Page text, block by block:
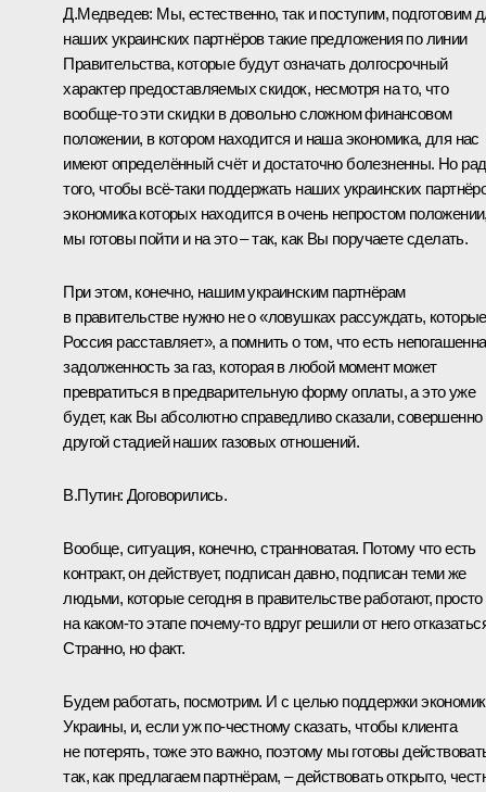
Д.Медведев: Мы, естественно, так и поступим, подготовим
наших украинских партнёров такие предложения по линии
Правительства, которые будут означать долгосрочный
характер предоставляемых скидок, несмотря на то, что
вообще‑то эти скидки в довольно сложном финансовом
положении, в котором находится и наша экономика, для нас
имеют определённый счёт и достаточно болезненны. Но
того, чтобы всё‑таки поддержать наших украинских
экономика которых находится в очень непростом
мы готовы пойти и на это – так, как Вы поручаете сделать.
При этом, конечно, нашим украинским партнёрам
в правительстве нужно не о «ловушках рассуждать, которые
Россия расставляет», а помнить о том, что есть
задолженность за газ, которая в любой момент может
превратиться в предварительную форму оплаты, а это уже
будет, как Вы абсолютно справедливо сказали, совершенно
другой стадией наших газовых отношений.
В.Путин: Договорились.
Вообще, ситуация, конечно, странноватая. Потому что есть
контракт, он действует, подписан давно, подписан теми же
людьми, которые сегодня в правительстве работают, просто
на каком‑то этапе почему‑то вдруг решили от него
Странно, но факт.
Будем работать, посмотрим. И с целью поддержки
Украины, и, если уж по‑честному сказать, чтобы клиента
не потерять, тоже это важно, поэтому мы готовы
так, как предлагаем партнёрам, – действовать открыто,